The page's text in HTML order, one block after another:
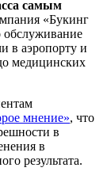
самым
«Букинг
обслуживание
в аэропорту и
медицинских
мнение», что
в
в
результата.